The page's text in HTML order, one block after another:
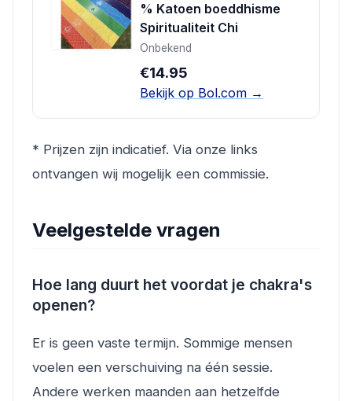
% Katoen boeddhisme
Spiritualiteit Chi
Onbekend
€14.95
Bekijk op Bol.com →
* Prijzen zijn indicatief. Via onze links
ontvangen wij mogelijk een commissie.
Veelgestelde vragen
Hoe lang duurt het voordat je chakra's
openen?
Er is geen vaste termijn. Sommige mensen
voelen een verschuiving na één sessie.
Andere werken maanden aan hetzelfde